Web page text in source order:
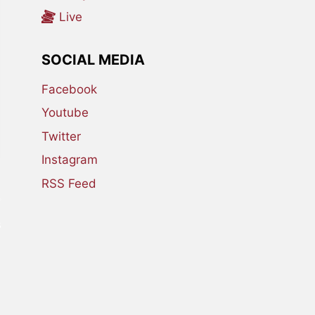
Live
SOCIAL MEDIA
Facebook
Youtube
Twitter
Instagram
RSS Feed